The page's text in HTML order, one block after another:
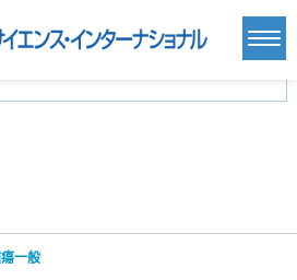
医学:内科系(407)
一般